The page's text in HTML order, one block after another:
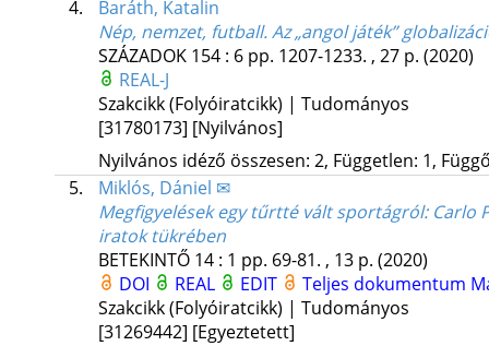
4.
Baráth, Katalin
Nép, nemzet, futball. Az „angol játék”
SZÁZADOK 154: 6 pp. 1207-1233. , 27 p. (2020)
REAL-J
Szakcikk (Folyóiratcikk) | Tudományos
[31780173] [Nyilvános]
Nyilvános idéző összesen: 2, Független: 1,
5.
Miklós, Dániel ✉
Megfigyelések egy tűrtté vált sportágról: Carlo
iratok tükrében
BETEKINTŐ 14: 1 pp. 69-81. , 13 p. (2020)
DOI
REAL EDIT Teljes dokumentum
Szakcikk (Folyóiratcikk) | Tudományos
[31269442] [Egyeztetett]